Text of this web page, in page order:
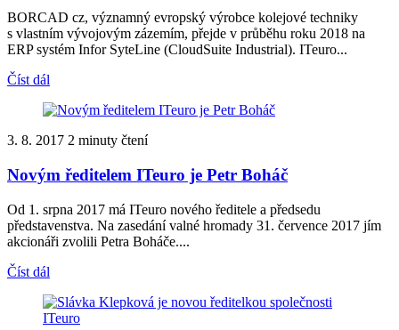
BORCAD cz, významný evropský výrobce kolejové techniky
s vlastním vývojovým zázemím, přejde v průběhu roku 2018 na
ERP systém Infor SyteLine (CloudSuite Industrial). ITeuro...
Číst dál
3. 8. 2017 2 minuty čtení
Novým ředitelem ITeuro je Petr Boháč
Od 1. srpna 2017 má ITeuro nového ředitele a předsedu
představenstva. Na zasedání valné hromady 31. července 2017 jím
akcionáři zvolili Petra Boháče....
Číst dál